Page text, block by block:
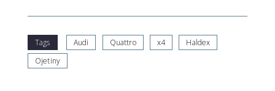
Tags Audi Quattro x4
Haldex
Ojetiny